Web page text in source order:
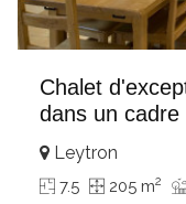
Chalet
dans un
Leytron
7.5 205 m2